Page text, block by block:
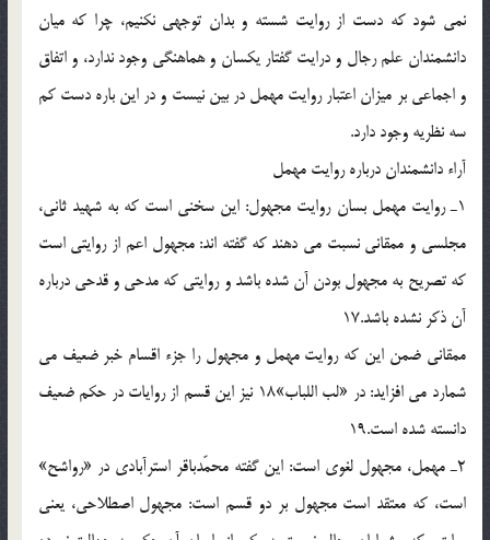
نمى شود كه دست از روايت شسته و بدان توجهى نكنيم، چرا كه ميان
دانشمندان علم رجال و درايت گفتار يكسان و هماهنگى وجود ندارد، و اتفاق
و اجماعى بر ميزان اعتبار روايت مهمل در بين نيست و در اين باره دست كم
سه نظريه وجود دارد.
آراء دانشمندان درباره روايت مهمل
1ـ روايت مهمل بسان روايت مجهول: اين سخنى است كه به شهيد ثانى،
مجلسى و ممقانى نسبت مى دهند كه گفته اند: مجهول اعم از روايتى است
كه تصريح به مجهول بودن آن شده باشد و روايتى كه مدحى و قدحى درباره
آن ذكر نشده باشد.17
ممقانى ضمن اين كه روايت مهمل و مجهول را جزء اقسام خبر ضعيف مى
شمارد مى افزايد: در «لب اللباب»18 نيز اين قسم از روايات در حكم ضعيف
دانسته شده است.19
2ـ مهمل، مجهول لغوى است: اين گفته محمّدباقر استرآبادى در «رواشح»
است، كه معتقد است مجهول بر دو قسم است: مجهول اصطلاحى، يعنى